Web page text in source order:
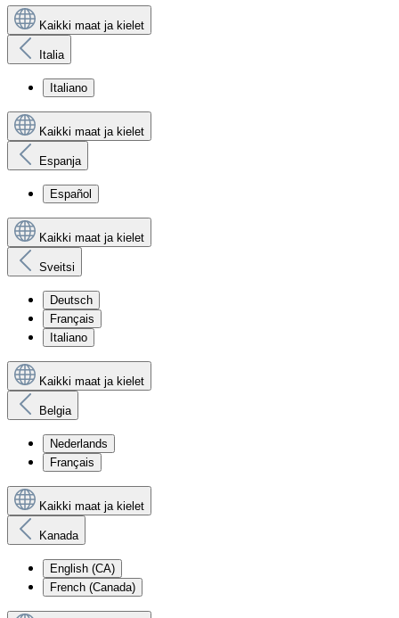
Kaikki maat ja kielet
Italia
Italiano
Kaikki maat ja kielet
Espanja
Español
Kaikki maat ja kielet
Sveitsi
Deutsch
Français
Italiano
Kaikki maat ja kielet
Belgia
Nederlands
Français
Kaikki maat ja kielet
Kanada
English (CA)
French (Canada)